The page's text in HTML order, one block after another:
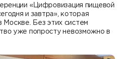
«Цифровизация пищевой
и завтра», которая
Москве. Без этих систем
уже попросту невозможно в